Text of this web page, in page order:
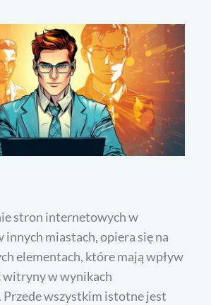
stron internetowych w
innych miastach, opiera się na
elementach, które mają wpływ
witryny w wynikach
wszystkim istotne jest